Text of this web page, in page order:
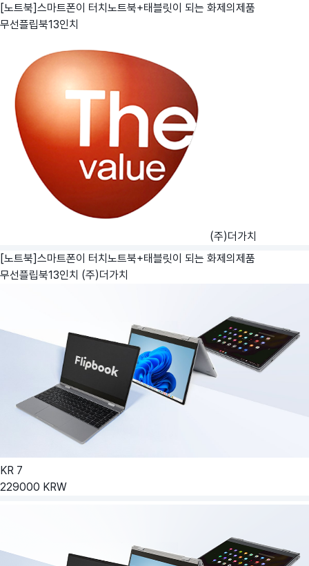
[노트북]스마트폰이 터치노트북+태블릿이 되는 화제의제품
무선플립북13인치
(주)더가치
[노트북]스마트폰이 터치노트북+태블릿이 되는 화제의제품
무선플립북13인치 (주)더가치
KR 7
229000 KRW